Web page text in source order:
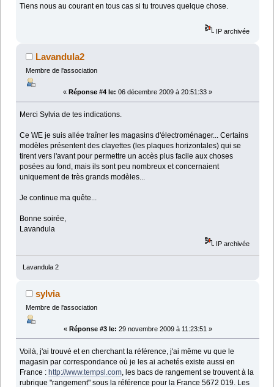
Tiens nous au courant en tous cas si tu trouves quelque chose.
IP archivée
Lavandula2
Membre de l'association
« Réponse #4 le: 06 décembre 2009 à 20:51:33 »
Merci Sylvia de tes indications.
Ce WE je suis allée traîner les magasins d'électroménager... Certains
modèles présentent des clayettes (les plaques horizontales) qui se
tirent vers l'avant pour permettre un accès plus facile aux choses
posées au fond, mais ils sont peu nombreux et concernaient
uniquement de très grands modèles...
Je continue ma quête...
Bonne soirée,
Lavandula
IP archivée
Lavandula 2
sylvia
Membre de l'association
« Réponse #3 le: 29 novembre 2009 à 11:23:51 »
Voilà, j'ai trouvé et en cherchant la référence, j'ai même vu que le
magasin par correspondance où je les ai achetés existe aussi en
France :http://www.tempsl.com , les bacs de rangement se trouvent à la
rubrique "rangement" sous la référence pour la France 5672 019. Les